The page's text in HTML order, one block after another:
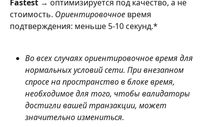
Fastest → оптимизируется под качество, а не
стоимость. Ориентировочное время
подтверждения: меньше 5-10 секунд.*
Во всех случаях ориентировочное время для
нормальных условий сети. При внезапном
спросе на пространство в блоке время,
необходимое для того, чтобы валидаторы
достигли вашей транзакции, может
значительно измениться.